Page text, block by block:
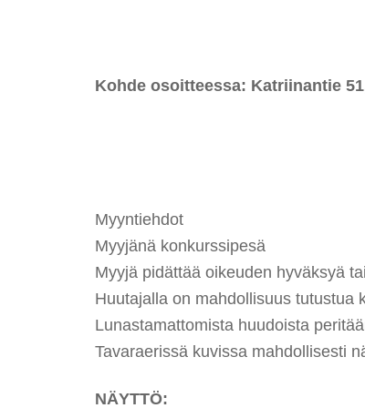
Kohde osoitteessa: Katriinantie
Myyntiehdot
Myyjänä konkurssipesä
Myyjä pidättää oikeuden hyväksyä
Huutajalla on mahdollisuus tutustua
Lunastamattomista huudoista
Tavaraerissä kuvissa mahdollisesti
NÄYTTÖ: